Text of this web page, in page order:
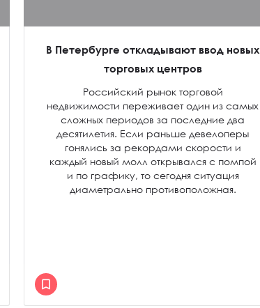
В Петербурге откладывают ввод новых
торговых центров
Российский рынок торговой
недвижимости переживает один из самых
сложных периодов за последние два
десятилетия. Если раньше девелоперы
гонялись за рекордами скорости и
каждый новый молл открывался с помпой
и по графику, то сегодня ситуация
диаметрально противоположная.